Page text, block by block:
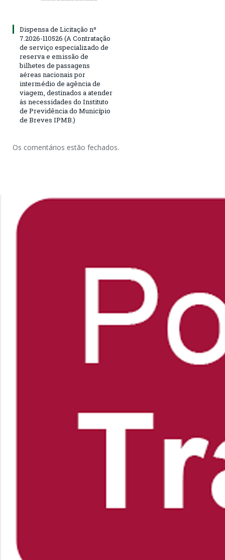
Dispensa de Licitação nº
7.2026-110526 (A Contratação
de serviço especializado de
reserva e emissão de
bilhetes de passagens
aéreas nacionais por
intermédio de agência de
viagem, destinados a atender
às necessidades do Instituto
de Previdência do Município
de Breves IPMB.)
Os comentários estão fechados.